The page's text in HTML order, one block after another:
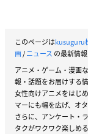
このページはkusuguru
画/ニュース の最新情
アニメ・ゲーム・漫画
報・話題をお届けする
女性向けアニメをはじ
マーにも幅を広げ、オ
さらに、アンケート・
タクがワクワク楽しめ